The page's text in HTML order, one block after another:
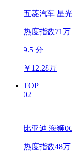
五菱汽车 星
热度指数71万
9.5 分
￥ 12.28万
TOP
02
比亚迪 海狮
热度指数48万